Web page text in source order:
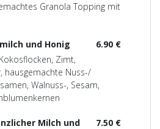
Granola Topping mit
6.90 €
und Honig
Zimt,
hausgemachte Nuss-/
Walnuss-, Sesam,
7.50 €
Milch und